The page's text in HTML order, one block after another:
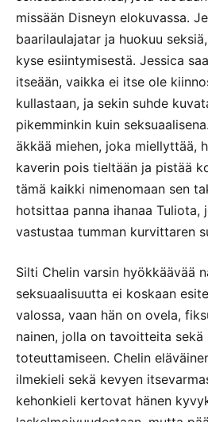
missään Disneyn elokuvassa.
baarilaulajatar ja huokuu
kyse esiintymisestä. Jessica
itseään, vaikka ei itse ole
kullastaan, ja sekin suhde
pikemminkin kuin
äkkää miehen, joka miellyttää,
kaverin pois tieltään ja pistää
tämä kaikki nimenomaan sen
hotsittaa panna ihanaa Tuliota,
vastustaa tumman kurvittaren
Silti Chelin varsin hyökkäävää
seksuaalisuutta ei koskaan
valossa, vaan hän on ovela,
nainen, jolla on tavoitteita
toteuttamiseen. Chelin
ilmekieli sekä kevyen
kehonkieli kertovat hänen